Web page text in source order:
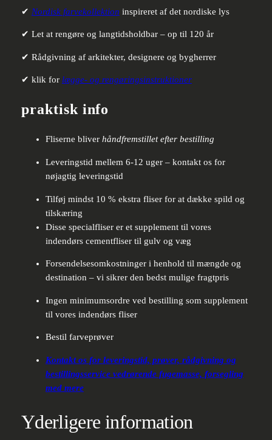
✔ Nordisk farvekollektion inspireret af det nordiske lys
✔ Let at rengøre og langtidsholdbar – op til 120 år
✔ Rådgivning af arkitekter, designere og bygherrer
✔ klik for lægge- og rengøringsinstruktioner
praktisk info
Fliserne bliver håndfremstillet efter bestilling
Leveringstid mellem 6-12 uger – kontakt os for
nøjagtig leveringstid
Tilføj mindst 10 % ekstra fliser for at dække spild og
tilskæring
Disse specialfliser er et supplement til vores
indendørs cementfliser til gulv og væg
Forsendelsesomkostninger i henhold til mængde og
destination – vi sikrer den bedst mulige fragtpris
Ingen minimumsordre ved bestilling som supplement
til vores indendørs fliser
Bestil farveprøver
Kontakt os for leveringstid, prøver, rådgivning og
bestillingsservice vedrørende fugemasse, forsegling
med mere
Yderligere information